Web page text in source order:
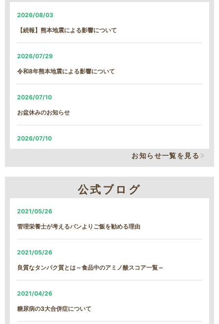
2026/08/03
【続報】熊本地震による影響について
2026/07/29
令和8年熊本地震による影響について
2026/07/10
お盆休みのお知らせ
2026/07/10
システム改修による、臨時の営業時間短縮について
システム改修による、臨時の営業時間短縮について
お知らせ一覧を見る
公式ブログ
2021/05/26
管理栄養士が考えるパンよりご飯を勧める理由
2021/05/26
良質なタンパク質とは～食品中のアミノ酸スコア一覧～
2021/04/26
糖尿病の3大合併症について